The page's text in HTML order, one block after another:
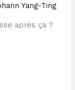
Yang-Ting
après ça ?